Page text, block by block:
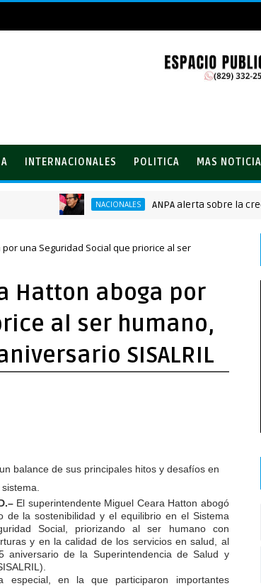
INTERNACIONALES POLITICA MAS
NACIONALES ANPA alerta sobre la
una Seguridad Social que priorice al ser
Hatton aboga por
al ser humano,
SISALRIL
balance de sus principales hitos y desafíos en
El superintendente Miguel Ceara Hatton abogó
de la sostenibilidad y el equilibrio en el Sistema
Social, priorizando al ser humano con
y en la calidad de los servicios en salud, al
aniversario de la Superintendencia de Salud y
especial, en la que participaron importantes